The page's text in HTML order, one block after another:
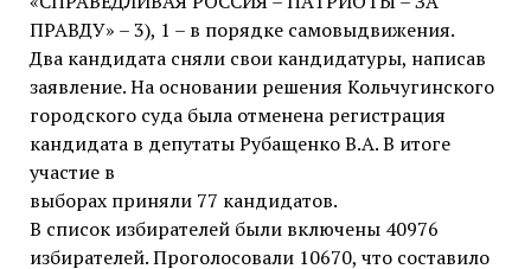
ПРАВДУ» – 3), 1 – в порядке самовыдвижения.
Два кандидата сняли свои кандидатуры, написав
заявление. На основании решения Кольчугинского
городского суда была отменена регистрация
кандидата в депутаты Рубащенко В.А. В итоге
участие в
выборах приняли 77 кандидатов.
В список избирателей были включены 40976
избирателей. Проголосовали 10670, что составило